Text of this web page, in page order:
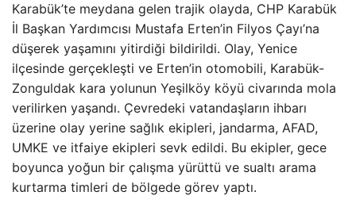
Karabük’te meydana gelen trajik olayda, CHP Karabük
İl Başkan Yardımcısı Mustafa Erten’in Filyos Çayı’na
düşerek yaşamını yitirdiği bildirildi. Olay, Yenice
ilçesinde gerçekleşti ve Erten’in otomobili, Karabük-
Zonguldak kara yolunun Yeşilköy köyü civarında mola
verilirken yaşandı. Çevredeki vatandaşların ihbarı
üzerine olay yerine sağlık ekipleri, jandarma, AFAD,
UMKE ve itfaiye ekipleri sevk edildi. Bu ekipler, gece
boyunca yoğun bir çalışma yürüttü ve sualtı arama
kurtarma timleri de bölgede görev yaptı.